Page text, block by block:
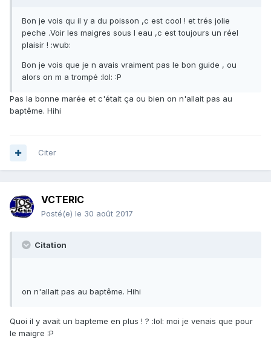
Bon je vois qu il y a du poisson ,c est cool ! et trés jolie
peche .Voir les maigres sous l eau ,c est toujours un réel
plaisir ! :wub:
Bon je vois que je n avais vraiment pas le bon guide , ou
alors on m a trompé :lol: :P
Pas la bonne marée et c'était ça ou bien on n'allait pas au
baptême. Hihi
Citer
VCTERIC
Posté(e) le 30 août 2017
Citation
on n'allait pas au baptême. Hihi
Quoi il y avait un bapteme en plus ! ? :lol: moi je venais que pour
le maigre :P